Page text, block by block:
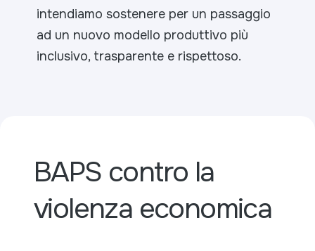
intendiamo sostenere per un passaggio
ad un nuovo modello produttivo più
inclusivo, trasparente e rispettoso.
BAPS contro la
violenza economica